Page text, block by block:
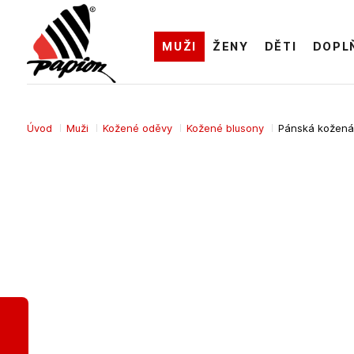
Úvod Muži Kožené oděvy Kožené blusony Pánská
MUŽI ŽENY DĚTI